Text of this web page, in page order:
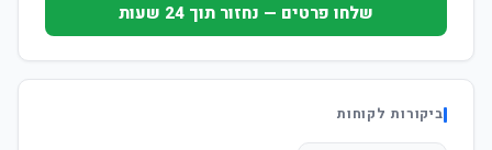
שלחו פרטים — נחזור תוך 24 שעות
ביקורות לקוחות